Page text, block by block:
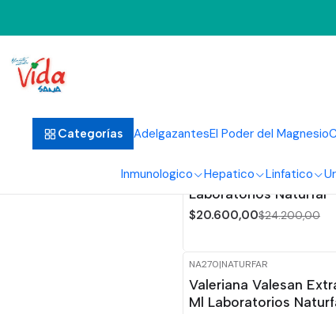
Categorías AdelgazantesEl Poder del Magnesio
Inmunologico Hepatico Linfatico
Valepass Extracto 60
Laboratorios Naturfar
$20.600,00$24.200,00
OFF
NA270|NATURFAR
Valeriana Valesan
Ml Laboratorios